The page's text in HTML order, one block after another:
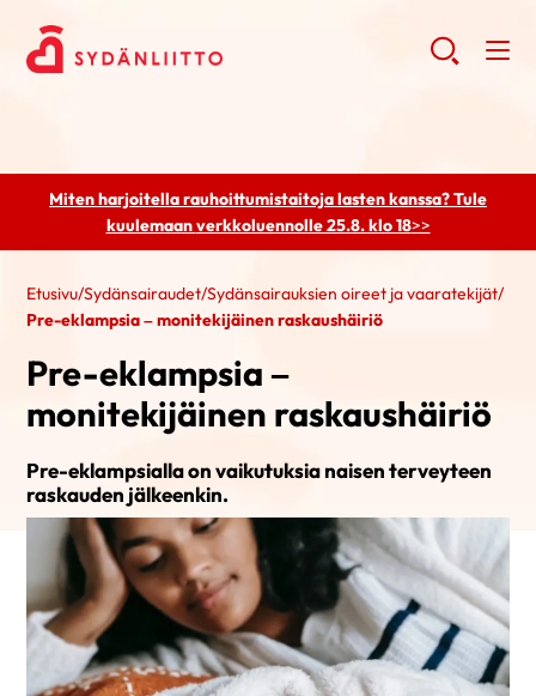
Miten harjoitella rauhoittumistaitoja lasten kanssa? Tule
kuulemaanverkkoluennolle 25.8. klo 18>>
Etusivu/Sydänsairaudet/Sydänsairauksien oireet ja vaaratekijät/
Pre-eklampsia – monitekijäinen raskaushäiriö
Pre-eklampsia –
monitekijäinen raskaushäiriö
Pre-eklampsialla on vaikutuksia naisen terveyteen
raskauden jälkeenkin.